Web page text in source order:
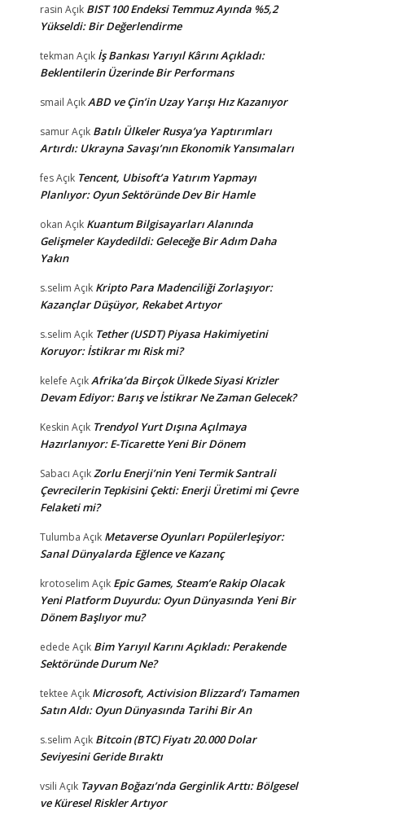
rasin Açık BIST 100 Endeksi Temmuz Ayında %5,2
Yükseldi: Bir Değerlendirme
tekman Açık İş Bankası Yarıyıl Kârını Açıkladı:
Beklentilerin Üzerinde Bir Performans
smail AçıkABD ve Çin’in Uzay Yarışı Hız Kazanıyor
samurAçık Batılı Ülkeler Rusya’ya Yaptırımları
Artırdı: Ukrayna Savaşı’nın Ekonomik Yansımaları
fesAçık Tencent, Ubisoft’a Yatırım Yapmayı
Planlıyor: Oyun Sektöründe Dev Bir Hamle
okan Açık Kuantum Bilgisayarları Alanında
Gelişmeler Kaydedildi: Geleceğe Bir Adım Daha
Yakın
s.selim Açık Kripto Para Madenciliği Zorlaşıyor:
Kazançlar Düşüyor, Rekabet Artıyor
s.selim Açık Tether (USDT) Piyasa Hakimiyetini
Koruyor: İstikrar mı Risk mi?
kelefe AçıkAfrika’da Birçok Ülkede Siyasi Krizler
Devam Ediyor: Barış ve İstikrar Ne Zaman Gelecek?
Keskin Açık Trendyol Yurt Dışına Açılmaya
Hazırlanıyor: E-Ticarette Yeni Bir Dönem
Sabacı AçıkZorlu Enerji’nin Yeni Termik Santrali
Çevrecilerin Tepkisini Çekti: Enerji Üretimi mi Çevre
Felaketi mi?
Tulumba Açık Metaverse Oyunları Popülerleşiyor:
Sanal Dünyalarda Eğlence ve Kazanç
krotoselim Açık Epic Games, Steam’e Rakip Olacak
Yeni Platform Duyurdu: Oyun Dünyasında Yeni Bir
Dönem Başlıyor mu?
edede Açık Bim Yarıyıl Karını Açıkladı: Perakende
Sektöründe Durum Ne?
tektee Açık Microsoft, Activision Blizzard’ı Tamamen
Satın Aldı: Oyun Dünyasında Tarihi Bir An
s.selim Açık Bitcoin (BTC) Fiyatı 20.000 Dolar
Seviyesini Geride Bıraktı
vsili Açık Tayvan Boğazı’nda Gerginlik Arttı: Bölgesel
ve Küresel Riskler Artıyor